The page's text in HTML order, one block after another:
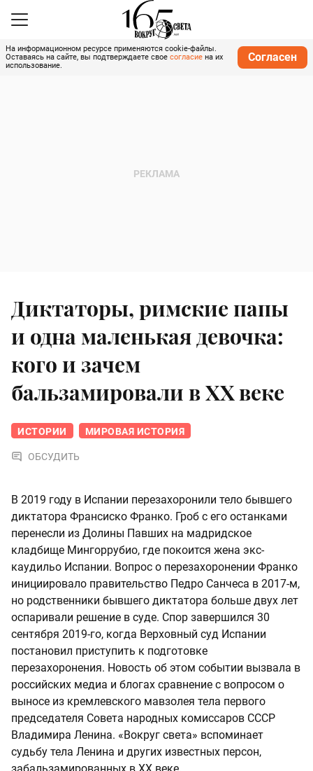
На информационном ресурсе применяются cookie-файлы.
Оставаясь на сайте, вы подтверждаете свое согласие на их
использование.
Согласен
Диктаторы, римские папы
и одна маленькая девочка:
кого и зачем
бальзамировали в XX веке
ИСТОРИИ МИРОВАЯ ИСТОРИЯ
ОБСУДИТЬ
В 2019 году в Испании перезахоронили тело бывшего
диктатора Франсиско Франко. Гроб с его останками
перенесли из Долины Павших на мадридское
кладбище Мингоррубио, где покоится жена экс-
каудильо Испании. Вопрос о перезахоронении Франко
инициировало правительство Педро Санчеса в 2017-м,
но родственники бывшего диктатора больше двух лет
оспаривали решение в суде. Спор завершился 30
сентября 2019-го, когда Верховный суд Испании
постановил приступить к подготовке
перезахоронения. Новость об этом событии вызвала в
российских медиа и блогах сравнение с вопросом о
выносе из кремлевского мавзолея тела первого
председателя Совета народных комиссаров СССР
Владимира Ленина. «Вокруг света» вспоминает
судьбу тела Ленина и других известных персон,